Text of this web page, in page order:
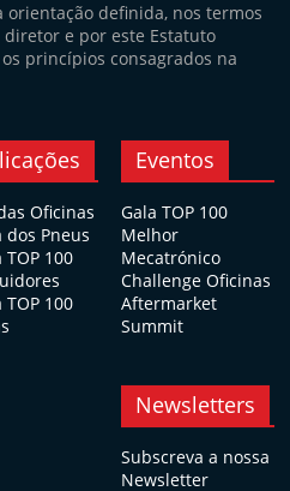
orientação definida, nos termos
e por este Estatuto
princípios consagrados na
Oficinas
dos Pneus
TOP 100
TOP 100
Eventos
Gala TOP 100
Melhor
Mecatrónico
Challenge Oficinas
Aftermarket
Summit
Newsletters
Subscreva a nossa
Newsletter